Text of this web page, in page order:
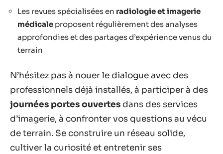
Les revues spécialisées en radiologie et imagerie
médicale proposent régulièrement des analyses
approfondies et des partages d’expérience venus du
terrain
N’hésitez pas à nouer le dialogue avec des
professionnels déjà installés, à participer à des
journées portes ouvertes dans des services
d’imagerie, à confronter vos questions au vécu
de terrain. Se construire un réseau solide,
cultiver la curiosité et entretenir ses